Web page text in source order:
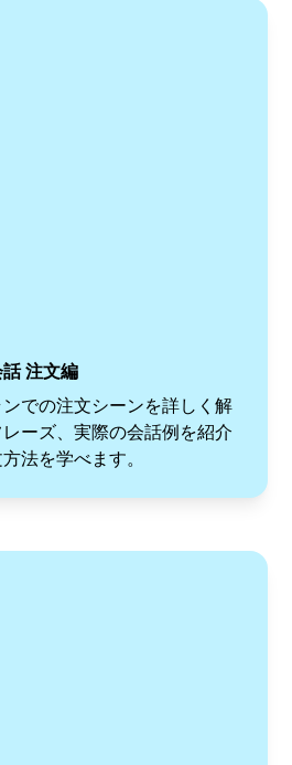
注文編
での注文シーンを詳しく解
ーズ、実際の会話例を紹介
法を学べます。